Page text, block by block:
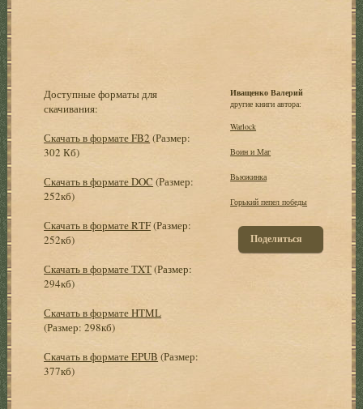
Доступные форматы для
скачивания:
Скачать в формате FB2 (Размер:
302 Кб)
Скачать в формате DOC (Размер:
252кб)
Скачать в формате RTF(Размер:
252кб)
Скачать в формате TXT(Размер:
294кб)
Скачать в формате HTML
(Размер: 298кб)
Скачать в формате EPUB (Размер:
377кб)
Иващенко Валерий
другие книги автора:
Warlock
Воин и Маг
Вьюжинка
Горький пепел победы
Поделиться